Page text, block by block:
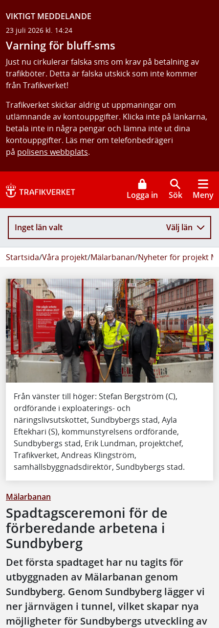
VIKTIGT MEDDELANDE
23 juli 2026 kl. 14:24
Varning för bluff-sms
Just nu cirkulerar falska sms om krav på betalning av
trafikböter. Detta är falska utskick som inte kommer
från Trafikverket!
Trafikverket skickar aldrig ut uppmaningar om
utlämnande av kontouppgifter. Klicka inte på länkarna,
betala inte in några pengar och lämna inte ut dina
kontouppgifter. Läs mer om telefonbedrägeri
på polisens webbplats.
Logga in Sök Meny
Inget län valt Välj län
Startsida/Våra projekt/Mälarbanan/Nyheter för projekt
Från vänster till höger: Stefan Bergström (C),
ordförande i exploaterings- och
näringslivsutskottet, Sundbybergs stad, Ayla
Eftekhari (S), kommunstyrelsens ordförande,
Sundbybergs stad, Erik Lundman, projektchef,
Trafikverket, Andreas Klingström,
samhällsbyggnadsdirektör, Sundbybergs stad.
Mälarbanan
Spadtagsceremoni för de
förberedande arbetena i
Sundbyberg
Det första spadtaget har nu tagits för
utbyggnaden av Mälarbanan genom
Sundbyberg. Genom Sundbyberg lägger vi
ner järnvägen i tunnel, vilket skapar nya
möjligheter för Sundbybergs utveckling av